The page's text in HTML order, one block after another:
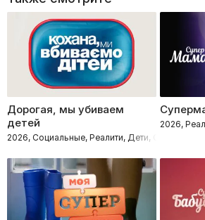
Дорогая, мы убиваем
детей
2026, Социальные, Реалити, Дети, Семейные
2026,